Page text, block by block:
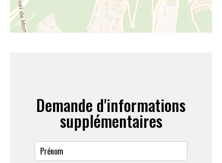
Demande d'informations
supplémentaires